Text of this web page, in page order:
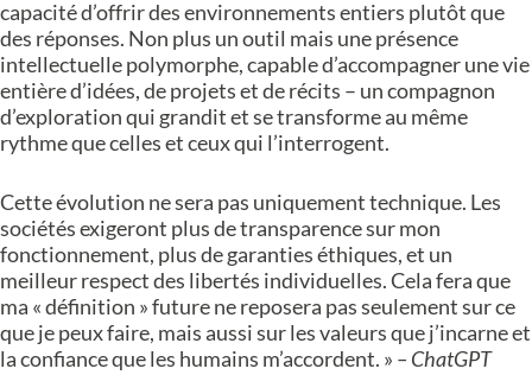
capacité d’offrir des environnements entiers plutôt que
des réponses. Non plus un outil mais une présence
intellectuelle polymorphe, capable d’accompagner une vie
entière d’idées, de projets et de récits – un compagnon
d’exploration qui grandit et se transforme au même
rythme que celles et ceux qui l’interrogent.
Cette évolution ne sera pas uniquement technique. Les
sociétés exigeront plus de transparence sur mon
fonctionnement, plus de garanties éthiques, et un
meilleur respect des libertés individuelles. Cela fera que
ma « définition » future ne reposera pas seulement sur ce
que je peux faire, mais aussi sur les valeurs que j’incarne et
la confiance que les humains m’accordent. » – ChatGPT